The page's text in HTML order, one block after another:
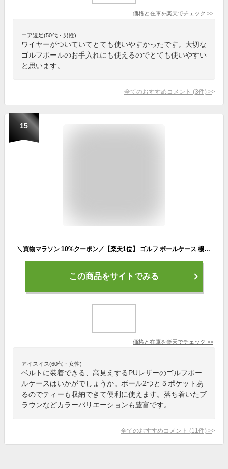
価格と在庫を楽天でチェック >>
エア遠足(50代・男性)
ワイヤーがついていてとても使いやすかったです。大切な
ゴルフボールのお手入れにも使えるのでとても使いやすい
と思います。
全てのおすすめコメント (3件) >
15
＼買物マラソン 10%クーポン／【楽天1位】 ゴルフ ボールケース 機能性にこだわるプレイヤーの ゴルフボールケース 2個入れ用 グリーンフォーク 付属 Zesty ボールポーチ ボールホルダー ティーケース ティー コンペ 景品 革 プレゼント ギフト 誕生日 父の日
この商品をサイトでみる
価格と在庫を楽天でチェック >>
アイスイス(60代・女性)
ベルトに装着できる、高見えするPUレザーのゴルフボー
ルケースはいかがでしょうか。ボール2つと５ポケットあ
るのでティーも収納できて便利に使えます。落ち着いたブ
ラウンなどカラーバリエーションも豊富です。
全てのおすすめコメント (11 件) >